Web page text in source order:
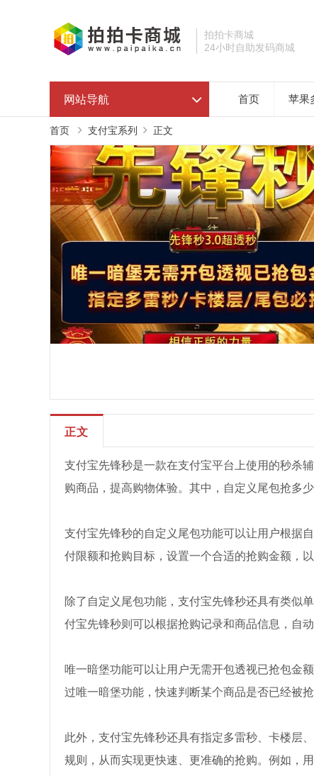
拍拍卡商城
24小时自助发码商城
网站导航 首页 苹果
首页 支付宝系列 正文
正文
支付宝先锋秒是一款在支付宝平台上使用的秒杀
购商品，提高购物体验。其中，自定义尾包抢多
支付宝先锋秒的自定义尾包功能可以让用户根据
付限额和抢购目标，设置一个合适的抢购金额，
除了自定义尾包功能，支付宝先锋秒还具有类似
付宝先锋秒则可以根据抢购记录和商品信息，自
唯一暗堡功能可以让用户无需开包透视已抢包金
过唯一暗堡功能，快速判断某个商品是否已经被
此外，支付宝先锋秒还具有指定多雷秒、卡楼层
规则，从而实现更快速、更准确的抢购。例如，